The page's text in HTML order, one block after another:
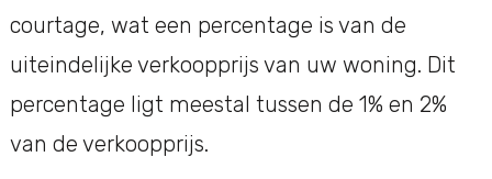
courtage, wat een percentage is van de
uiteindelijke verkoopprijs van uw woning. Dit
percentage ligt meestal tussen de 1% en 2%
van de verkoopprijs.